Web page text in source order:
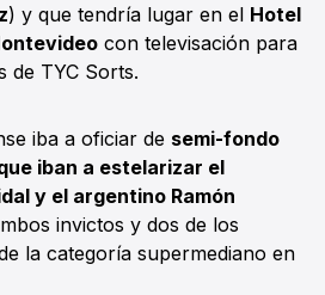
) y que tendría lugar en el Hotel
con televisación para
de TYC Sorts.
iba a oficiar de semi-fondo
iban a estelarizar el
y el argentino Ramón
invictos y dos de los
la categoría supermediano en